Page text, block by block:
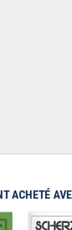
ACHETÉ